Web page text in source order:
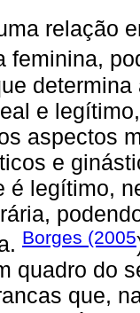
relação
feminina,
e
aspectos
e
é legítimo,
Borges (2005
quadro do
que,